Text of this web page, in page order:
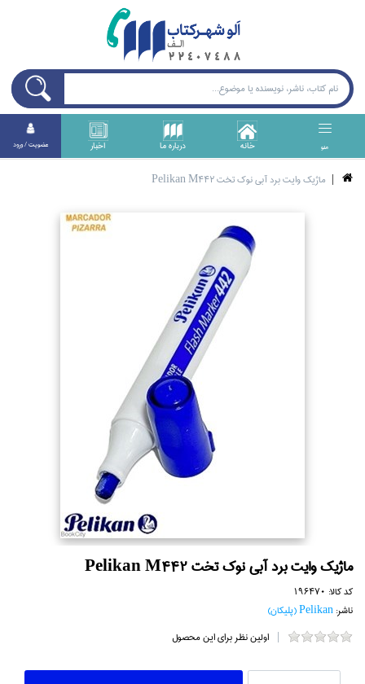
منو خانه درباره ما اخبار عضويت / ورود
ماژيك وايت برد آبي نوك تخت Pelikan M442
ماژيك وايت برد آبي نوك تخت Pelikan M442
کد کالا: 196470
ناشر:Pelikan (پليكان)
اولین نظر برای این محصول